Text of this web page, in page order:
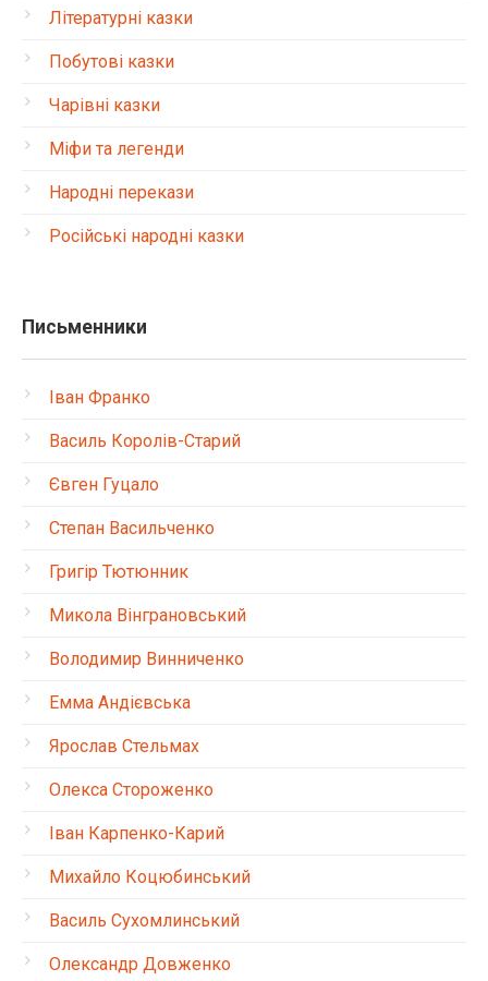
Літературні казки
Побутові казки
Чарівні казки
Міфи та легенди
Народні перекази
Російські народні казки
Письменники
Іван Франко
Василь Королів-Старий
Євген Гуцало
Степан Васильченко
Григір Тютюнник
Микола Вінграновський
Володимир Винниченко
Емма Андієвська
Ярослав Стельмах
Олекса Стороженко
Іван Карпенко-Карий
Михайло Коцюбинський
Василь Сухомлинський
Олександр Довженко